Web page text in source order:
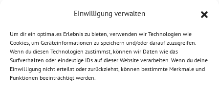
Einwilligung verwalten
Um dir ein optimales Erlebnis zu bieten, verwenden wir Technologien wie
Cookies, um Geräteinformationen zu speichern und/oder darauf zuzugreifen.
Wenn du diesen Technologien zustimmst, können wir Daten wie das
Surfverhalten oder eindeutige IDs auf dieser Website verarbeiten. Wenn du deine
Einwilligung nicht erteilst oder zurückziehst, können bestimmte Merkmale und
Funktionen beeinträchtigt werden.
© 2026 HEIDEN power GmbH |